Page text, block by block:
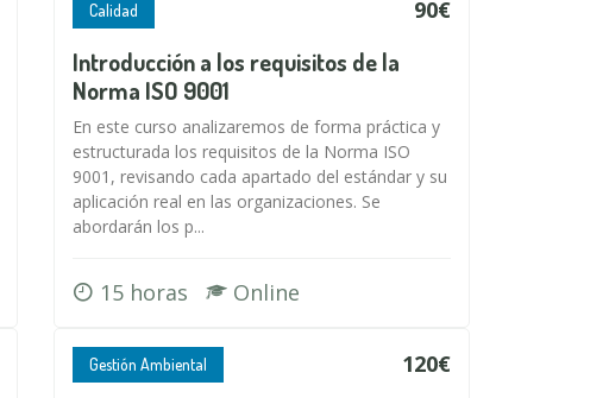
Calidad 90€
Introducción a los requisitos de la
Norma ISO 9001
En este curso analizaremos de forma práctica y
estructurada los requisitos de la Norma ISO
9001, revisando cada apartado del estándar y su
aplicación real en las organizaciones. Se
abordarán los p...
15 horas Online
Gestión Ambiental 120€